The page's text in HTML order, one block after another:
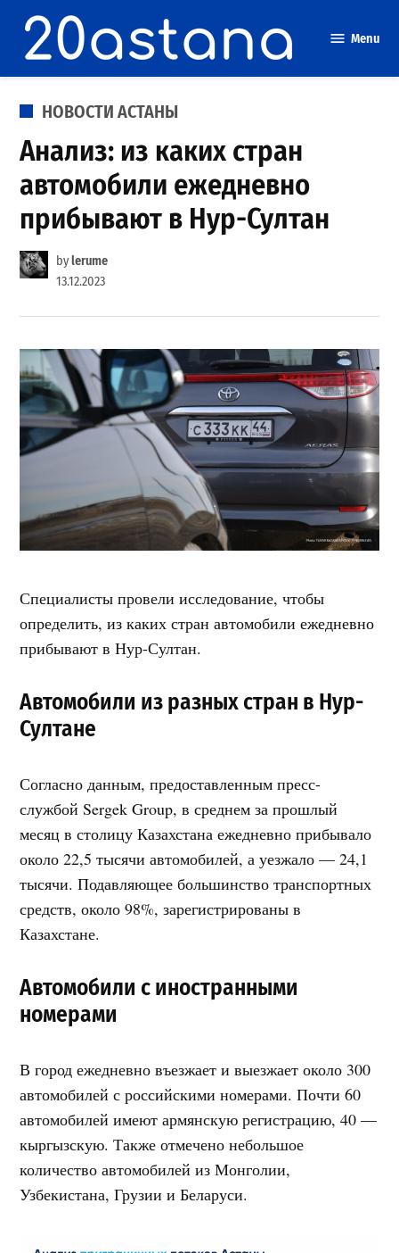
content
Menu
POSTED
НОВОСТИ АСТАНЫ
Анализ: из каких стран
автомобили ежедневно
прибывают в Нур-Султан
bylerume
13.12.2023
Специалисты провели исследование, чтобы
определить, из каких стран автомобили ежедневно
прибывают в Нур-Султан.
Автомобили из разных стран в Нур-
Султане
Согласно данным, предоставленным пресс-
службой Sergek Group, в среднем за прошлый
месяц в столицу Казахстана ежедневно прибывало
около 22,5 тысячи автомобилей, а уезжало — 24,1
тысячи. Подавляющее большинство транспортных
средств, около 98%, зарегистрированы в
Казахстане.
Автомобили с иностранными
номерами
В город ежедневно въезжает и выезжает около 300
автомобилей с российскими номерами. Почти 60
автомобилей имеют армянскую регистрацию, 40 —
кыргызскую. Также отмечено небольшое
количество автомобилей из Монголии,
Узбекистана, Грузии и Беларуси.